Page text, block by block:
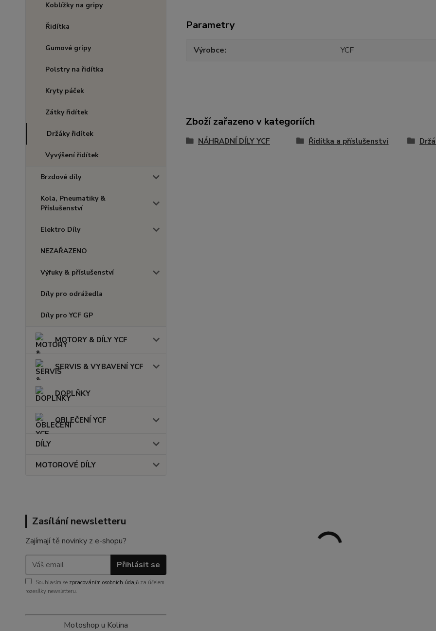
Koblížky na gripy
Řidítka
Gumové gripy
Polstry na řidítka
Kryty páček
Zátky řidítek
Držáky řidítek
Vyvýšení řidítek
Brzdové díly
Kola, Pneumatiky &
Příslušenství
Elektro Díly
NEZAŘAZENO
Výfuky & příslušenství
Díly pro odrážedla
Díly pro YCF GP
MOTORY & DÍLY YCF
SERVIS & VYBAVENÍ YCF
DOPLŇKY
OBLEČENÍ YCF
DÍLY
MOTOROVÉ DÍLY
Zasílání newsletteru
Zajímají tě novinky z e-shopu?
Přihlásit se
Souhlasím se zpracováním osobních údajů za účelem
rozesílky newsletteru.
Motoshop u Kolína
Parametry
Výrobce YCF
Zboží zařazeno v kategoriích
NÁHRADNÍ DÍLY YCF Řídítka a příslušenství